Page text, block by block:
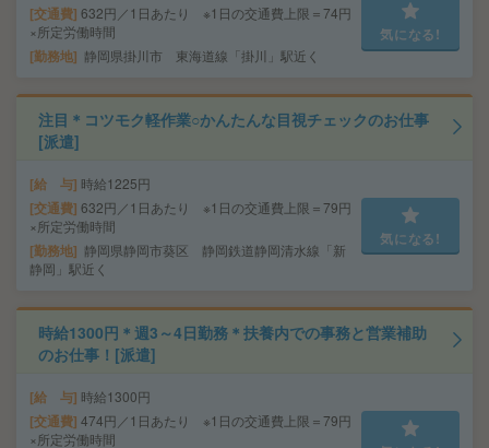
交通費 632円／1日あたり ※1日の交通費上限＝74円
×所定労働時間
勤務地 静岡県掛川市 東海道線「掛川」駅近く
気になる!
注目＊コツモク軽作業○かんたんな目視チェックのお仕事
[派遣]
給 与 時給1225円
交通費 632円／1日あたり ※1日の交通費上限＝79円
×所定労働時間
勤務地
静岡県静岡市葵区 静岡鉄道静岡清水線「新
静岡」駅近く
気になる!
時給1300円＊週3～4日勤務＊扶養内での事務と営業補助
のお仕事！[派遣]
給 与 時給1300円
交通費 474円／1日あたり ※1日の交通費上限＝79円
×所定労働時間